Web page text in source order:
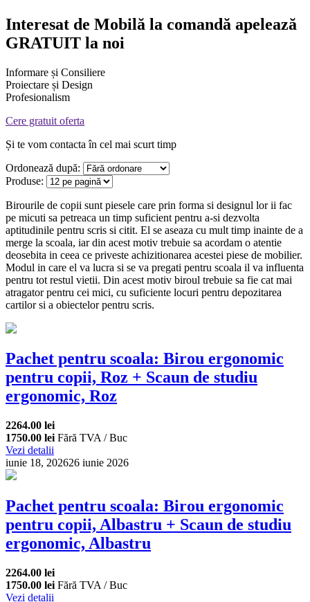
Interesat de Mobilă la comandă apelează
GRATUIT la noi
Informare și Consiliere
Proiectare și Design
Profesionalism
Cere gratuit oferta
Și te vom contacta în cel mai scurt timp
Ordonează după:
Produse:
Birourile de copii sunt piesele care prin forma si designul lor ii fac
pe micuti sa petreaca un timp suficient pentru a-si dezvolta
aptitudinile pentru scris si citit. El se aseaza cu mult timp inainte de a
merge la scoala, iar din acest motiv trebuie sa acordam o atentie
deosebita in ceea ce priveste achizitionarea acestei piese de mobilier.
Modul in care el va lucra si se va pregati pentru scoala il va influenta
pentru tot restul vietii. Din acest motiv biroul trebuie sa fie cat mai
atragator pentru cei mici, cu suficiente locuri pentru depozitarea
cartilor si a obiectelor pentru scris.
Pachet pentru scoala: Birou ergonomic
pentru copii, Roz + Scaun de studiu
ergonomic, Roz
2264.00 lei
1750.00 lei Fără TVA / Buc
Vezi detalii
iunie 18, 202626 iunie 2026
Pachet pentru scoala: Birou ergonomic
pentru copii, Albastru + Scaun de studiu
ergonomic, Albastru
2264.00 lei
1750.00 lei Fără TVA / Buc
Vezi detalii